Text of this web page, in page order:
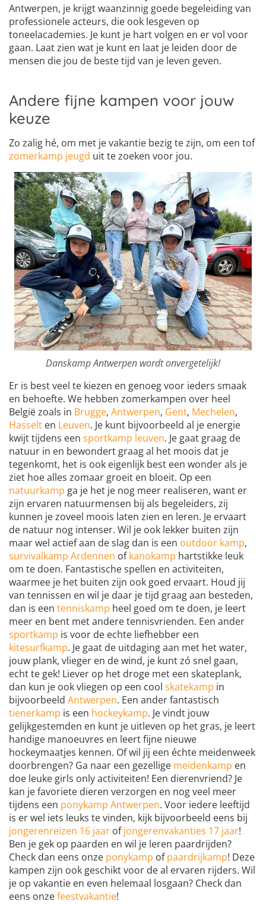
Antwerpen, je krijgt waanzinnig goede begeleiding van
professionele acteurs, die ook lesgeven op
toneelacademies. Je kunt je hart volgen en er vol voor
gaan. Laat zien wat je kunt en laat je leiden door de
mensen die jou de beste tijd van je leven geven.
Andere fijne kampen voor jouw
keuze
Zo zalig hé, om met je vakantie bezig te zijn, om een tof
zomerkamp jeugd uit te zoeken voor jou.
Danskamp Antwerpen wordt onvergetelijk!
Er is best veel te kiezen en genoeg voor ieders smaak
en behoefte. We hebben zomerkampen over heel
België zoals in Brugge, Antwerpen, Gent, Mechelen,
Hasselt en Leuven. Je kunt bijvoorbeeld al je energie
kwijt tijdens een sportkamp leuven. Je gaat graag de
natuur in en bewondert graag al het moois dat je
tegenkomt, het is ook eigenlijk best een wonder als je
ziet hoe alles zomaar groeit en bloeit. Op een
natuurkamp ga je het je nog meer realiseren, want er
zijn ervaren natuurmensen bij als begeleiders, zij
kunnen je zoveel moois laten zien en leren. Je ervaart
de natuur nog intenser. Wil je ook lekker buiten zijn
maar wel actief aan de slag dan is een outdoor kamp,
survivalkamp Ardennen ofkanokamp hartstikke leuk
om te doen. Fantastische spellen en activiteiten,
waarmee je het buiten zijn ook goed ervaart. Houd jij
van tennissen en wil je daar je tijd graag aan besteden,
dan is een tenniskamp heel goed om te doen, je leert
meer en bent met andere tennisvrienden. Een ander
sportkamp is voor de echte liefhebber een
kitesurfkamp. Je gaat de uitdaging aan met het water,
jouw plank, vlieger en de wind, je kunt zó snel gaan,
echt te gek! Liever op het droge met een skateplank,
dan kun je ook vliegen op een cool skatekamp in
bijvoorbeeld Antwerpen. Een ander fantastisch
tienerkamp is een hockeykamp. Je vindt jouw
gelijkgestemden en kunt je uitleven op het gras, je leert
handige manoeuvres en leert fijne nieuwe
hockeymaatjes kennen. Of wil jij een échte meidenweek
doorbrengen? Ga naar een gezellige meidenkamp en
doe leuke girls only activiteiten! Een dierenvriend? Je
kan je favoriete dieren verzorgen en nog veel meer
tijdens een ponykamp Antwerpen. Voor iedere leeftijd
is er wel iets leuks te vinden, kijk bijvoorbeeld eens bij
jongerenreizen 16 jaar ofjongerenvakanties 17 jaar!
Ben je gek op paarden en wil je leren paardrijden?
Check dan eens onze ponykamp ofpaardrijkamp! Deze
kampen zijn ook geschikt voor de al ervaren rijders. Wil
je op vakantie en even helemaal losgaan? Check dan
eens onzefeestvakantie!